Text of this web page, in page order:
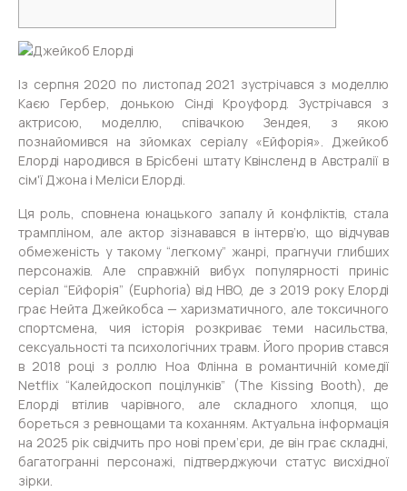
Із серпня 2020 по листопад 2021 зустрічався з моделлю
Каєю Гербер, донькою Сінді Кроуфорд. Зустрічався з
актрисою, моделлю, співачкою Зендея, з якою
познайомився на зйомках серіалу «Ейфорія». Джейкоб
Елорді народився в Брісбені штату Квінсленд в Австралії в
сім'ї Джона і Меліси Елорді.
Ця роль, сповнена юнацького запалу й конфліктів, стала
трампліном, але актор зізнавався в інтерв’ю, що відчував
обмеженість у такому “легкому” жанрі, прагнучи глибших
персонажів. Але справжній вибух популярності приніс
серіал “Ейфорія” (Euphoria) від HBO, де з 2019 року Елорді
грає Нейта Джейкобса — харизматичного, але токсичного
спортсмена, чия історія розкриває теми насильства,
сексуальності та психологічних травм. Його прорив стався
в 2018 році з роллю Ноа Флінна в романтичній комедії
Netflix “Калейдоскоп поцілунків” (The Kissing Booth), де
Елорді втілив чарівного, але складного хлопця, що
бореться з ревнощами та коханням. Актуальна інформація
на 2025 рік свідчить про нові прем’єри, де він грає складні,
багатогранні персонажі, підтверджуючи статус висхідної
зірки.